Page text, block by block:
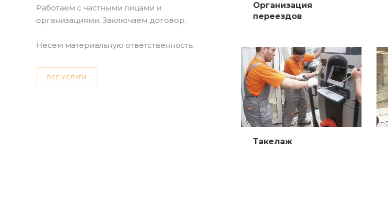
Работаем с частными лицами и
организациями. Заключаем договор.
Несем материальную ответственность.
ВСЕ УСЛУГИ
Организация
переездов
Такелаж